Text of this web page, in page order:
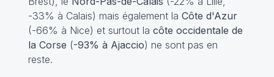
-33% à Calais) mais également la Côte d'Azur
(-66% à Nice) et surtout la côte occidentale de
la Corse (-93% à Ajaccio) ne sont pas en
reste.